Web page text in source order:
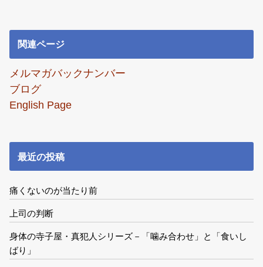
関連ページ
メルマガバックナンバー
ブログ
English Page
最近の投稿
痛くないのが当たり前
上司の判断
身体の寺子屋・真犯人シリーズ－「噛み合わせ」と「食いし
ばり」